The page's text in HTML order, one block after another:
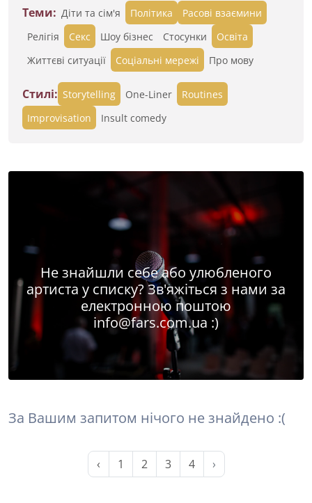
Теми: Діти та сім'я Політика
Расові взаємини
Релігія
Секс Шоу бізнес Стосунки
Освіта
Життєві ситуації
Cоціальні мережі Про мову
Стилі: Storytelling One-Liner
Routines
Improvisation
Insult comedy
Не знайшли себе або улюбленого
артиста у списку? Зв'яжіться з нами за
електронною поштою
info@fars.com.ua :)
За Вашим запитом нічого не знайдено :(
‹ 1 2 3 4 ›